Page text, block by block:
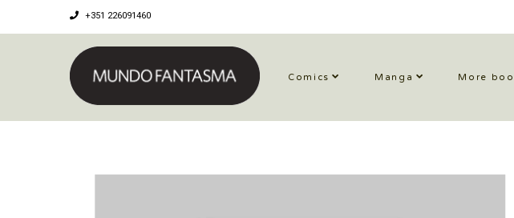
+351 226091460
Comics Manga More